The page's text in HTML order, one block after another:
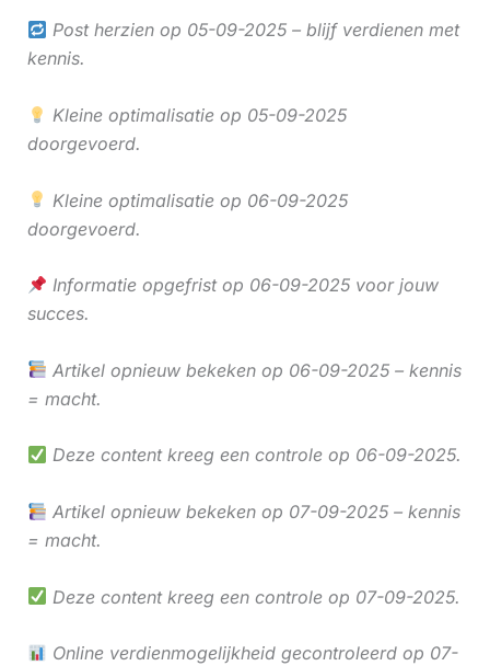
Post herzien op 05-09-2025 – blijf verdienen met
kennis.
Kleine optimalisatie op 05-09-2025
doorgevoerd.
Kleine optimalisatie op 06-09-2025
doorgevoerd.
Informatie opgefrist op 06-09-2025 voor jouw
succes.
Artikel opnieuw bekeken op 06-09-2025 – kennis
= macht.
Deze content kreeg een controle op 06-09-2025.
Artikel opnieuw bekeken op 07-09-2025 – kennis
= macht.
Deze content kreeg een controle op 07-09-2025.
Online verdienmogelijkheid gecontroleerd op 07-